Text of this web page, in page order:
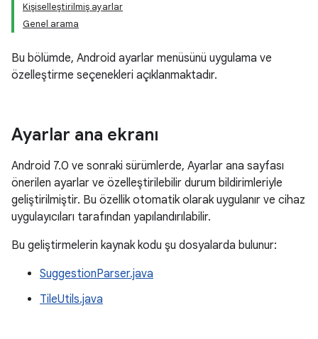
Kişiselleştirilmiş ayarlar
Genel arama
Bu bölümde, Android ayarlar menüsünü uygulama ve
özelleştirme seçenekleri açıklanmaktadır.
Ayarlar ana ekranı
Android 7.0 ve sonraki sürümlerde, Ayarlar ana sayfası
önerilen ayarlar ve özelleştirilebilir durum bildirimleriyle
geliştirilmiştir. Bu özellik otomatik olarak uygulanır ve cihaz
uygulayıcıları tarafından yapılandırılabilir.
Bu geliştirmelerin kaynak kodu şu dosyalarda bulunur:
SuggestionParser.java
TileUtils.java